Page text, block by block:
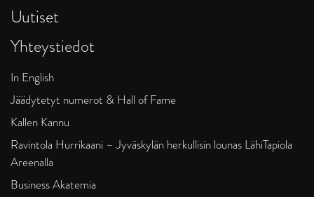
Uutiset
Yhteystiedot
In English
Jäädytetyt numerot & Hall of Fame
Kallen Kannu
Ravintola Hurrikaani – Jyväskylän herkullisin lounas LähiTapiola
Areenalla
Business Akatemia